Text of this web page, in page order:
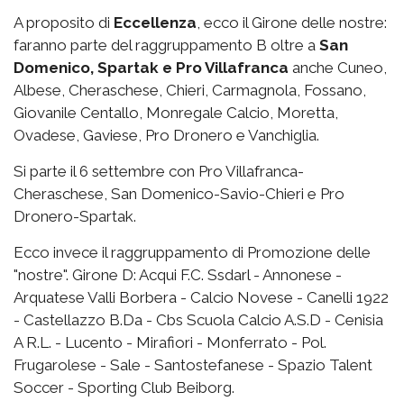
A proposito di Eccellenza, ecco il Girone delle nostre:
faranno parte del raggruppamento B oltre a San
Domenico, Spartak e Pro Villafranca anche Cuneo,
Albese, Cheraschese, Chieri, Carmagnola, Fossano,
Giovanile Centallo, Monregale Calcio, Moretta,
Ovadese, Gaviese, Pro Dronero e Vanchiglia.
Si parte il 6 settembre con Pro Villafranca-
Cheraschese, San Domenico-Savio-Chieri e Pro
Dronero-Spartak.
Ecco invece il raggruppamento di Promozione delle
"nostre". Girone D: Acqui F.C. Ssdarl - Annonese -
Arquatese Valli Borbera - Calcio Novese - Canelli 1922
- Castellazzo B.Da - Cbs Scuola Calcio A.S.D - Cenisia
A R.L. - Lucento - Mirafiori - Monferrato - Pol.
Frugarolese - Sale - Santostefanese - Spazio Talent
Soccer - Sporting Club Beiborg.